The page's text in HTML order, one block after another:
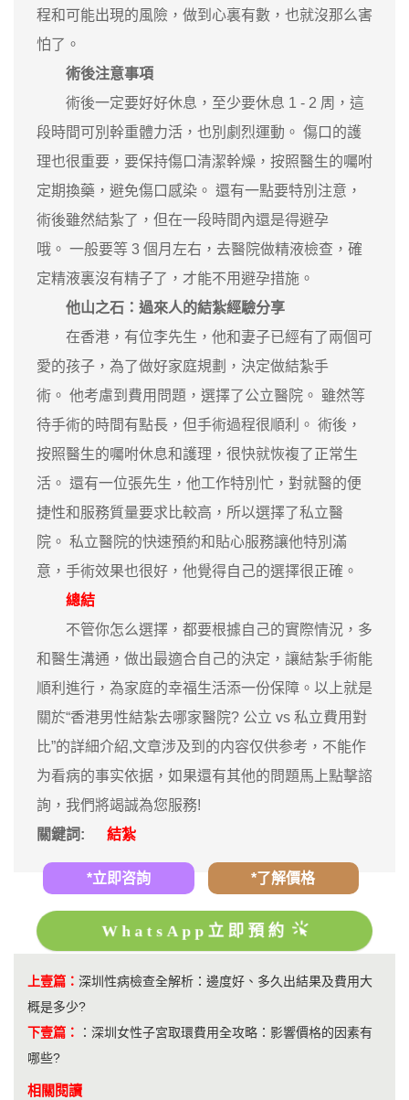
程和可能出現的風險，做到心裏有數，也就沒那么害
怕了。
術後注意事項
術後一定要好好休息，至少要休息 1 - 2 周，這
段時間可別幹重體力活，也別劇烈運動。 傷口的護
理也很重要，要保持傷口清潔幹燥，按照醫生的囑咐
定期換藥，避免傷口感染。 還有一點要特別注意，
術後雖然結紮了，但在一段時間內還是得避孕
哦。 一般要等 3 個月左右，去醫院做精液檢查，確
定精液裏沒有精子了，才能不用避孕措施。
他山之石：過來人的結紮經驗分享
在香港，有位李先生，他和妻子已經有了兩個可
愛的孩子，為了做好家庭規劃，決定做結紮手
術。 他考慮到費用問題，選擇了公立醫院。 雖然等
待手術的時間有點長，但手術過程很順利。 術後，
按照醫生的囑咐休息和護理，很快就恢複了正常生
活。 還有一位張先生，他工作特別忙，對就醫的便
捷性和服務質量要求比較高，所以選擇了私立醫
院。 私立醫院的快速預約和貼心服務讓他特別滿
意，手術效果也很好，他覺得自己的選擇很正確。
總結
不管你怎么選擇，都要根據自己的實際情況，多
和醫生溝通，做出最適合自己的決定，讓結紮手術能
順利進行，為家庭的幸福生活添一份保障。以上就是
關於“香港男性結紮去哪家醫院? 公立 vs 私立費用對
比”的詳細介紹,文章涉及到的内容仅供参考，不能作
为看病的事实依据，如果還有其他的問題馬上點擊諮
詢，我們將竭誠為您服務!
關鍵詞:
結紮
*立即咨詢 *了解價格
WhatsApp立即預約
上壹篇： 深圳性病檢查全解析：邊度好、多久出結果及費用大
概是多少?
下壹篇：
： 深圳女性子宮取環費用全攻略：影響價格的因素有
哪些?
相關閱讀